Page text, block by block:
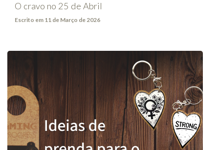
O cravo no 25 de Abril
Escrito em 11 de Março de 2026